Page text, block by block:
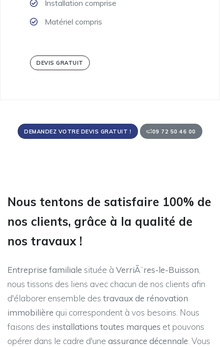
Installation comprise
Matériel compris
DEVIS GRATUIT
DEMANDEZ VOTRE DEVIS GRATUIT ! 09 72 50 46 00
Nous tentons de satisfaire 100% de
nos clients, grâce à la qualité de
nos travaux !
Entreprise familiale située à VerriÃ¨res-le-Buisson,
nous tissons des liens avec chacun de nos clients afin
d'élaborer ensemble des travaux de rénovation
immobilière qui correspondent à vos besoins. Nous
faisons des installations toutes marques et pouvons
opérer dans le cadre d'une assurance décennale. Vous